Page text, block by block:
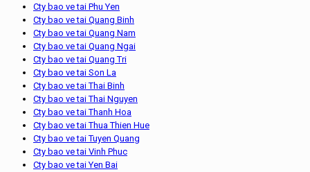
Cty bao ve tai Phu Yen
Cty bao ve tai Quang Binh
Cty bao ve tai Quang Nam
Cty bao ve tai Quang Ngai
Cty bao ve tai Quang Tri
Cty bao ve tai Son La
Cty bao ve tai Thai Binh
Cty bao ve tai Thai Nguyen
Cty bao ve tai Thanh Hoa
Cty bao ve tai Thua Thien Hue
Cty bao ve tai Tuyen Quang
Cty bao ve tai Vinh Phuc
Cty bao ve tai Yen Bai